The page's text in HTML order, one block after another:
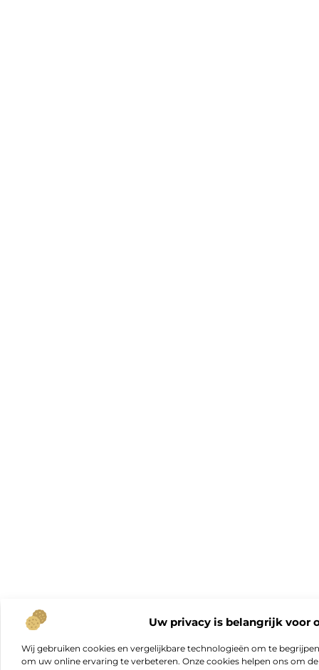
Uw privacy is belangrijk voor
Wij gebruiken cookies en vergelijkbare technologieën om te
om uw online ervaring te verbeteren. Onze cookies helpen ons om